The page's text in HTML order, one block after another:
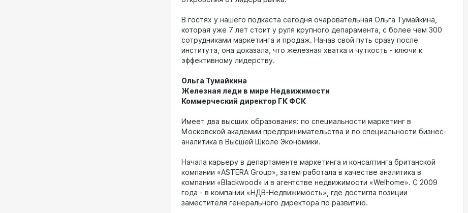
В гостях у нашего подкаста сегодня очаровательная Ольга Тумайкина,
которая уже 7 лет стоит у руля крупного депарамента, с более чем 300
сотрудниками маркетинга и продаж. Начав свой путь сразу после
института, она доказала, что железная хватка и чуткость - ключи к
эффективному лидерству.
Ольга Тумайкина
Железная леди в мире Недвижимости
Коммерческий директор ГК ФСК
Имеет два высших образования: по специальности маркетинг в
Московской академии предпринимательства и по специальности бизнес-
аналитика в Высшей Школе Экономики.
Начала карьеру в департаменте маркетинга и консалтинга британской
компании «ASTERA Group», затем работала в качестве аналитика в
компании «Blackwood» и в агентстве недвижимости «Welhome». С 2009
года - в компании «НДВ-Недвижимость», где достигла позиции
заместителя генерального директора по развитию.